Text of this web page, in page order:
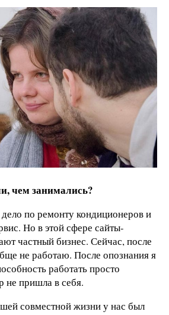
чем занимались?
по ремонту кондиционеров и
Но в этой сфере сайты-
частный бизнес. Сейчас, после
не работаю. После опознания я
работать просто
не пришла в себя.
совместной жизни у нас был